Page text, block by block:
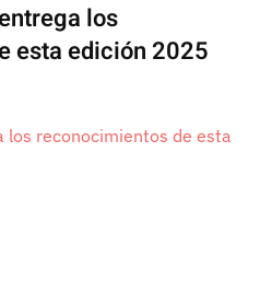
los
esta edición 2025
los reconocimientos de esta